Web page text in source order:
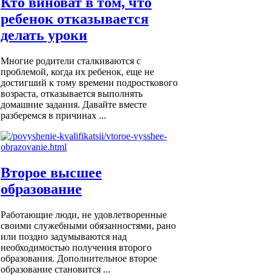
ребенок отказывается
делать уроки
Многие родители сталкиваются с
проблемой, когда их ребенок, еще не
достигший к тому времени подросткового
возраста, отказывается выполнять
домашние задания. Давайте вместе
разберемся в причинах ...
Второе высшее
образование
Работающие люди, не удовлетворенные
своими служебными обязанностями, рано
или поздно задумываются над
необходимостью получения второго
образования. Дополнительное второе
образование становится ...